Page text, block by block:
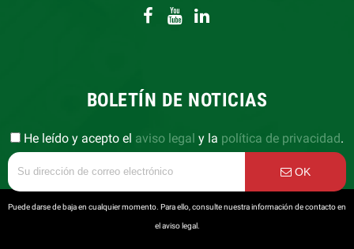
BOLETÍN DE NOTICIAS
He leído y acepto el aviso legal y la política de privacidad.
OK
Puede darse de baja en cualquier momento. Para ello, consulte nuestra información de contacto en
el aviso legal.